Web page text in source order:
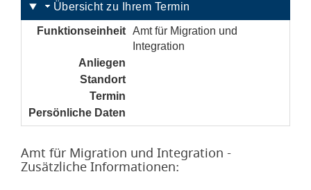
Übersicht zu Ihrem Termin
Funktionseinheit Amt für Migration und
Integration
Anliegen
Standort
Termin
Persönliche Daten
Amt für Migration und Integration -
Zusätzliche Informationen: